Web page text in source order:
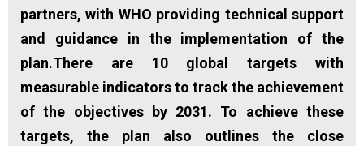
partners, with WHO providing technical support
and guidance in the implementation of the
plan.There are 10 global targets with
measurable indicators to track the achievement
of the objectives by 2031. To achieve these
targets, the plan also outlines the close